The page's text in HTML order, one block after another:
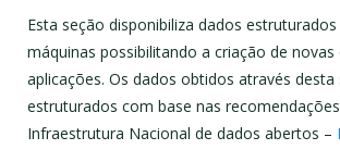
Esta seção disponibiliza dados
máquinas possibilitando a criação de
aplicações. Os dados obtidos através
estruturados com base nas
Infraestrutura Nacional de dados abertos –